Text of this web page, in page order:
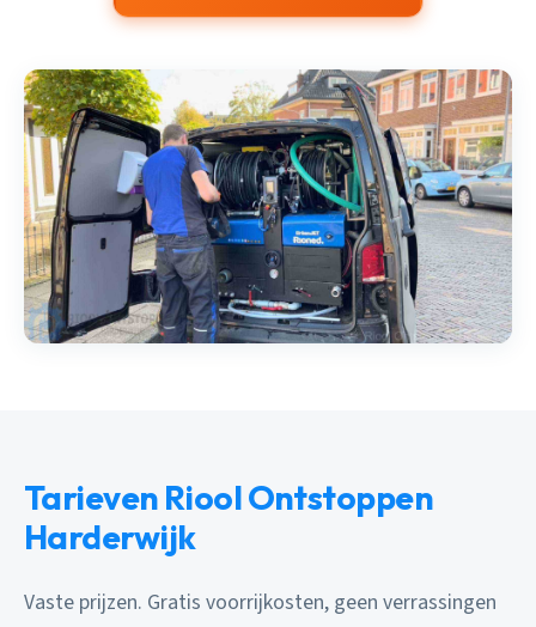
Tarieven Riool Ontstoppen
Harderwijk
Vaste prijzen. Gratis voorrijkosten, geen verrassingen